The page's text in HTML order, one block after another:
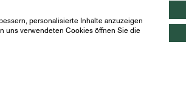
personalisierte Inhalte anzuzeigen
uns verwendeten Cookies öffnen Sie die